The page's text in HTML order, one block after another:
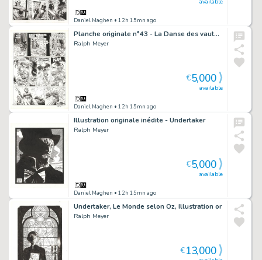
Daniel Maghen • 12h 15mn ago
Planche originale n°43 - La Danse des vautours - Undertaker
Ralph Meyer
Daniel Maghen • 12h 15mn ago
available
€5,000
Illustration originale inédite - Undertaker
Ralph Meyer
Daniel Maghen • 12h 15mn ago
available
€5,000
Undertaker, Le Monde selon Oz, Illustration or
Ralph Meyer
€13,000